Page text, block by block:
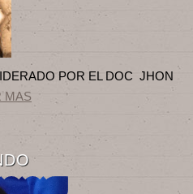
POR EL DOC JHON
MAS